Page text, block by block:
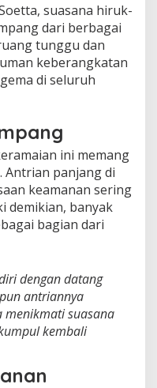
suasana hiruk-
dari berbagai
tunggu dan
keberangkatan
di seluruh
ini memang
Antrian panjang di
keamanan sering
demikian, banyak
bagian dari
dengan datang
antriannya
menikmati suasana
kembali